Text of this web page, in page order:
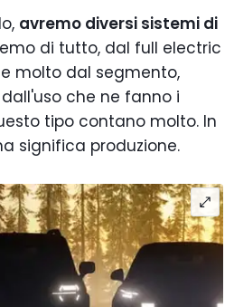
avremo diversi sistemi di
di tutto, dal full electric
molto dal segmento,
che ne fanno i
tipo contano molto. In
significa produzione.